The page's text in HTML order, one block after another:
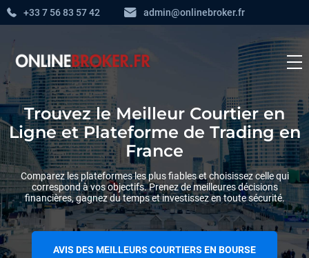
+33 7 56 83 57 42 admin@onlinebroker.fr
Trouvez le Meilleur Courtier en
Ligne et Plateforme de Trading en
France
Comparez les plateformes les plus fiables et choisissez celle qui
correspond à vos objectifs. Prenez de meilleures décisions
financières, gagnez du temps et investissez en toute sécurité.
AVIS DES MEILLEURS COURTIERS EN BOURSE